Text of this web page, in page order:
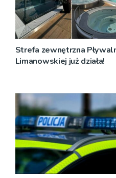
Strefa zewnętrzna
Limanowskiej już działa!